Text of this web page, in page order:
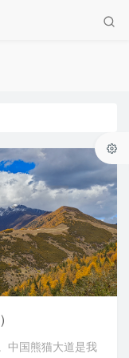
中国熊猫大道是我